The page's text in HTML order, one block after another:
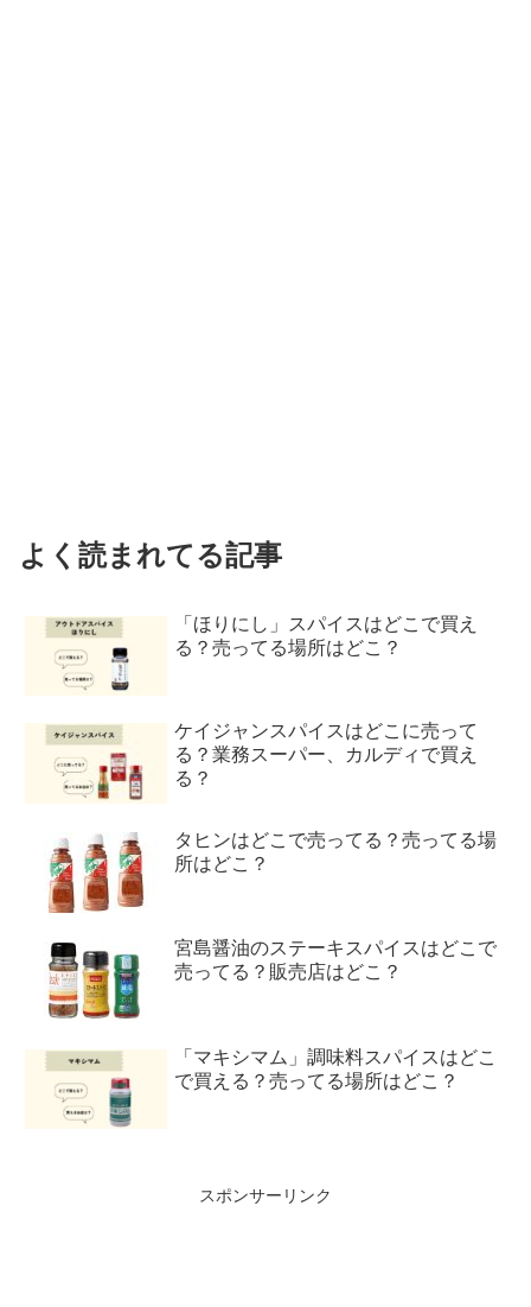
よく読まれてる記事
「ほりにし」スパイスはどこで買え
る？売ってる場所はどこ？
ケイジャンスパイスはどこに売って
る？業務スーパー、カルディで買え
る？
タヒンはどこで売ってる？売ってる場
所はどこ？
宮島醤油のステーキスパイスはどこで
売ってる？販売店はどこ？
「マキシマム」調味料スパイスはどこ
で買える？売ってる場所はどこ？
スポンサーリンク